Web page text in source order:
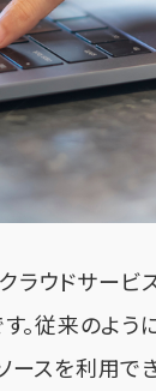
ウドサービ
。従来のよ
スを利用で